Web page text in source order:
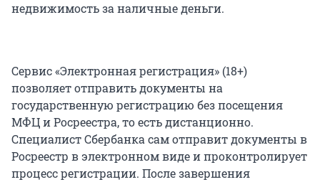
недвижимость за наличные деньги.
Сервис «Электронная регистрация» (18+)
позволяет отправить документы на
государственную регистрацию без посещения
МФЦ и Росреестра, то есть дистанционно.
Специалист Сбербанка сам отправит документы в
Росреестр в электронном виде и проконтролирует
процесс регистрации. После завершения